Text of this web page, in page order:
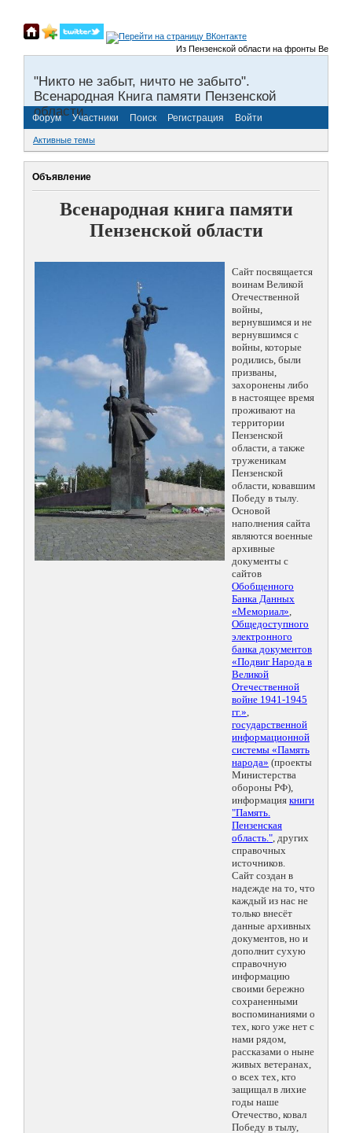
Из Пензенской области на фронты Великой
"Никто не забыт, ничто не забыто".
Всенародная Книга памяти Пензенской
области.
Форум Участники Поиск Регистрация Войти
Активные темы
Объявление
Всенародная книга памяти
Пензенской области
Сайт посвящается
воинам Великой
Отечественной
войны,
вернувшимся и не
вернувшимся с
войны, которые
родились, были
призваны,
захоронены либо
в настоящее время
проживают на
территории
Пензенской
области, а также
труженикам
Пензенской
области, ковавшим
Победу в тылу.
Основой
наполнения сайта
являются военные
архивные
документы с
сайтов
Обобщенного
Банка Данных
«Мемориал»,
Общедоступного
электронного
банка документов
«Подвиг Народа в
Великой
Отечественной
войне 1941-1945
гг.»,
государственной
информационной
системы «Память
народа» (проекты
Министерства
обороны РФ),
информация книги
"Память.
Пензенская
область.", других
справочных
источников.
Сайт создан в
надежде на то, что
каждый из нас не
только внесёт
данные архивных
документов, но и
дополнит сухую
справочную
информацию
своими бережно
сохраненными
воспоминаниями о
тех, кого уже нет с
нами рядом,
рассказами о ныне
живых ветеранах,
о всех тех, кто
защищал в лихие
годы наше
Отечество, ковал
Победу в тылу,